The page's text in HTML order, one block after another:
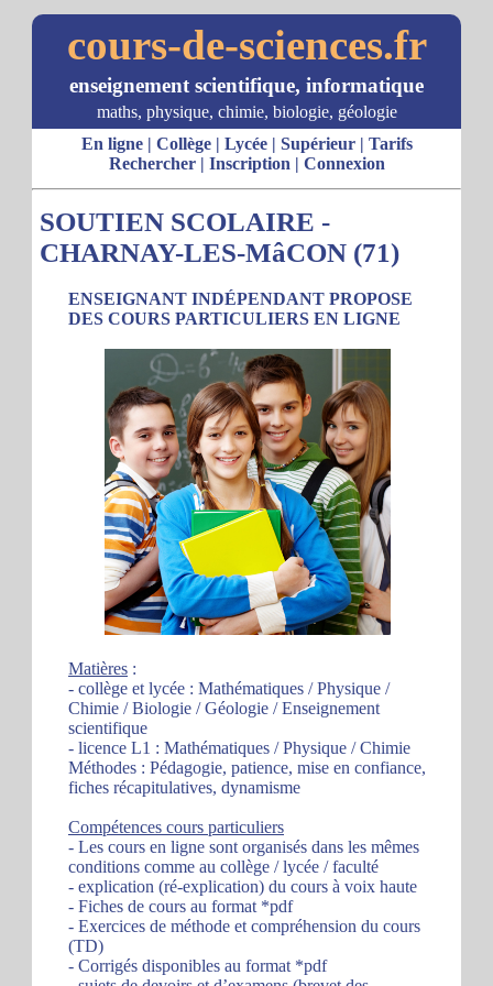
cours-de-sciences.fr
enseignement scientifique, informatique
maths, physique, chimie, biologie, géologie
En ligne| Collège| Lycée| Supérieur| Tarifs
Rechercher| Inscription | Connexion
SOUTIEN SCOLAIRE -
CHARNAY-LES-MâCON (71)
ENSEIGNANT INDÉPENDANT PROPOSE
DES COURS PARTICULIERS EN LIGNE
Matières :
- collège et lycée : Mathématiques / Physique /
Chimie / Biologie / Géologie / Enseignement
scientifique
- licence L1 : Mathématiques / Physique / Chimie
Méthodes : Pédagogie, patience, mise en confiance,
fiches récapitulatives, dynamisme
Compétences cours particuliers
- Les cours en ligne sont organisés dans les mêmes
conditions comme au collège / lycée / faculté
- explication (ré-explication) du cours à voix haute
- Fiches de cours au format *pdf
- Exercices de méthode et compréhension du cours
(TD)
- Corrigés disponibles au format *pdf